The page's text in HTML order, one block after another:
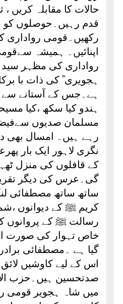
حالات کا مقابلہ کریں ،
قدم رہیں۔حوصلوں کو
رکھیں۔قومی رواداری
اپنائیں۔ ہمیشہ
رواداری کی مظہر
ہجویری ؒ کی ذات با
ہے۔جس کے آستانے سے
ہندو کیا سکھ ،کیا
مسلمان صدیوں
رہے ہیں۔ امسال بھی
نگری لاہور ایک بار
کے قافلوں کی منزل
گی۔عرس کی دیگر
ساتھ ساتھ مصطفائی
کریم ﷺ کے دیوانوں
رسالت ﷺ کے پروانوں
خاص تہوار کی صورت
گیا ہے ۔مصطفائی
اس کے لیے کاوشیں لائق
صدتحسین ہیں۔حزب
میں شاہ ہجویر قومی